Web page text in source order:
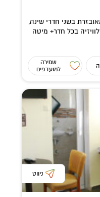
בשני חדרי שינה,
בכל חדר+ מיטה
שמירה
למועדפים
ניווט